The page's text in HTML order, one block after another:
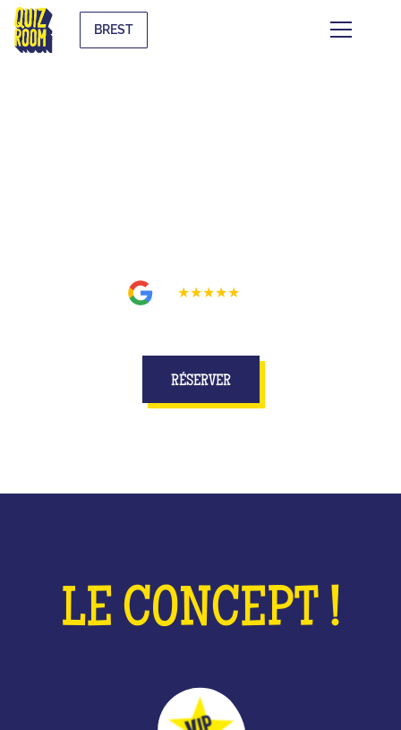
BREST
★★★★★
RÉSERVER
LE CONCEPT !